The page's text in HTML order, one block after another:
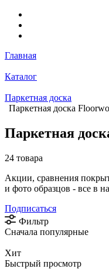
Главная
Каталог
Паркетная доска
Паркетная доска
Паркетная
24 товара
Акции, сравнения
и фото образцов - все в
Подписаться
Фильтр
Сначала популярные
Хит
Быстрый просмотр